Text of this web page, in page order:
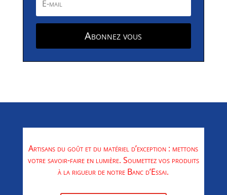
Abonnez vous
Artisans du goût et du matériel d’exception : mettons
votre savoir-faire en lumière. Soumettez vos produits
à la rigueur de notre Banc d’Essai.